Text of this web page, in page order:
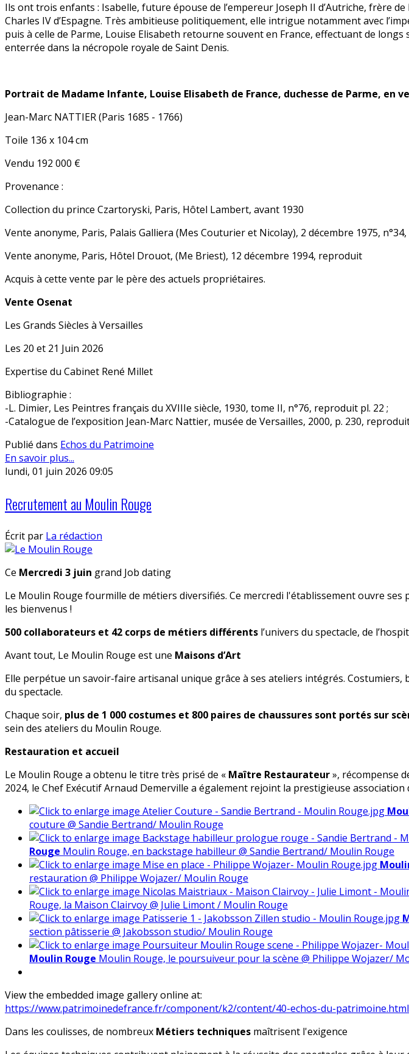
Ils ont trois enfants : Isabelle, future épouse de l’empereur Joseph II d’Autriche, frère
Charles IV d’Espagne. Très ambitieuse politiquement, elle intrigue notamment avec
puis à celle de Parme, Louise Elisabeth retourne souvent en France, effectuant de
enterrée dans la nécropole royale de Saint Denis.
Portrait de Madame Infante, Louise Elisabeth de France, duchesse de Parme, en
Jean-Marc NATTIER (Paris 1685 - 1766)
Toile 136 x 104 cm
Vendu 192 000 €
Provenance :
Collection du prince Czartoryski, Paris, Hôtel Lambert, avant 1930
Vente anonyme, Paris, Palais Galliera (Mes Couturier et Nicolay), 2 décembre 1975,
Vente anonyme, Paris, Hôtel Drouot, (Me Briest), 12 décembre 1994, reproduit
Acquis à cette vente par le père des actuels propriétaires.
Vente Osenat
Les Grands Siècles à Versailles
Les 20 et 21 Juin 2026
Expertise du Cabinet René Millet
Bibliographie :
-L. Dimier, Les Peintres français du XVIIIe siècle, 1930, tome II, n°76, reproduit pl. 22 ;
-Catalogue de l’exposition Jean-Marc Nattier, musée de Versailles, 2000, p. 230,
Publié dans Echos du Patrimoine
En savoir plus...
lundi, 01 juin 2026 09:05
Recrutement au Moulin Rouge
Écrit par La rédaction
Ce Mercredi 3 juin grand Job dating
Le Moulin Rouge fourmille de métiers diversifiés. Ce mercredi l'établissement ouvre
les bienvenus !
500 collaborateurs et 42 corps de métiers différents l’univers du spectacle, de
Avant tout, Le Moulin Rouge est une Maisons d’Art
Elle perpétue un savoir-faire artisanal unique grâce à ses ateliers intégrés.
du spectacle.
Chaque soir, plus de 1 000 costumes et 800 paires de chaussures sont portés sur
sein des ateliers du Moulin Rouge.
Restauration et accueil
Le Moulin Rouge a obtenu le titre très prisé de « Maître Restaurateur», récompense
2024, le Chef Exécutif Arnaud Demerville a également rejoint la prestigieuse association
couture @ Sandie Bertrand/ Moulin Rouge
Rouge Moulin Rouge, en backstage habilleur @ Sandie Bertrand/ Moulin Rouge
restauration @ Philippe Wojazer/ Moulin Rouge
Rouge, la Maison Clairvoy @ Julie Limont / Moulin Rouge
section pâtisserie @ Jakobsson studio/ Moulin Rouge
Moulin Rouge Moulin Rouge, le poursuiveur pour la scène @ Philippe Wojazer/
View the embedded image gallery online at:
https://www.patrimoinedefrance.fr/component/k2/content/40-echos-du-
Dans les coulisses, de nombreux Métiers techniques maîtrisent l'exigence